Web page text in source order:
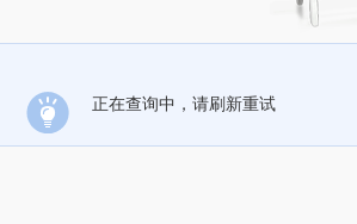
正在查询中，请刷新重试